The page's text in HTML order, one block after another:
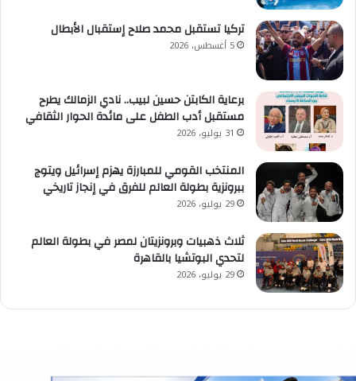
تركيا تستقبل محمد صلاح إستقبال الأبطال
5 أغسطس، 2026
برعاية الكابتن حسين لبيب.. نادي الزمالك يطرح
مستقبل أدب الطفل على مائدة الحوار الثقافي
31 يوليو، 2026
المنتخب القومي للمبارزة يهزم إسرائيل ويتوج
ببرونزية بطولة العالم للفرق في إنجاز تاريخي
29 يوليو، 2026
ثلاث ذهبيات وبرونزيتان لمصر في بطولة العالم
لتحدي البوتشيا بالقاهرة
29 يوليو، 2026